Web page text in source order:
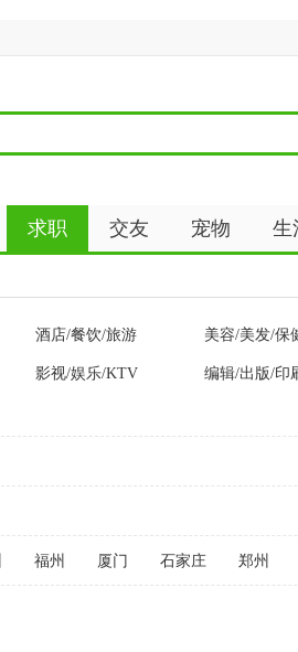
求职 交友 宠物 生
酒店/餐饮/旅游 美容/美发/保
影视/娱乐/KTV 编辑/出版/印
福州 厦门 石家庄 郑州